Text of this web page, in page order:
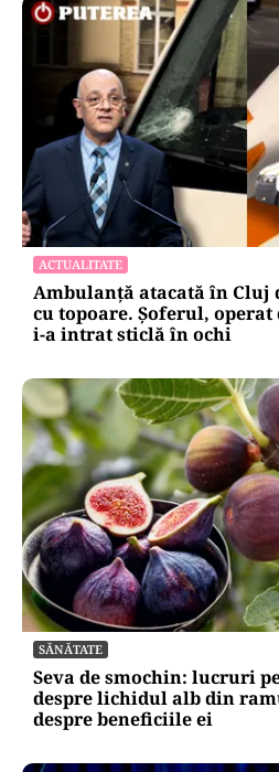
ACTUALITATE
Ambulanță atacată în Cluj
cu topoare. Șoferul, operat
i-a intrat sticlă în ochi
SĂNĂTATE
Seva de smochin: lucruri
despre lichidul alb din
despre beneficiile ei